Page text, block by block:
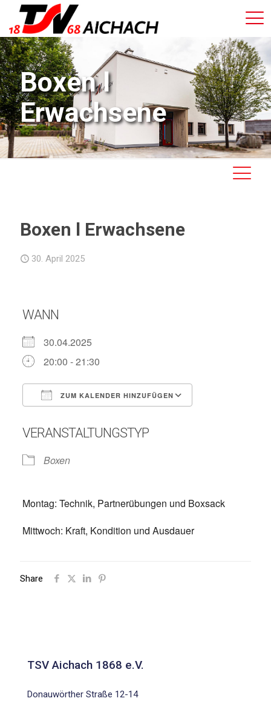
Boxen l
Erwachsene
Boxen l Erwachsene
30. April 2025
WANN
30.04.2025
20:00 - 21:30
ZUM KALENDER HINZUFÜGEN
VERANSTALTUNGSTYP
Boxen
Montag: Technik, Partnerübungen und Boxsack
Mittwoch: Kraft, Kondition und Ausdauer
Share
TSV Aichach 1868 e.V.
Donauwörther Straße 12-14